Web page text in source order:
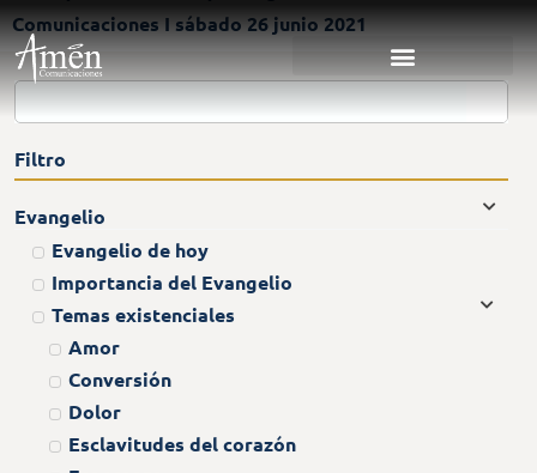
Comunicaciones I sábado 26 junio 2021
Filtro
Evangelio
Evangelio de hoy
Importancia del Evangelio
Temas existenciales
Amor
Conversión
Dolor
Esclavitudes del corazón